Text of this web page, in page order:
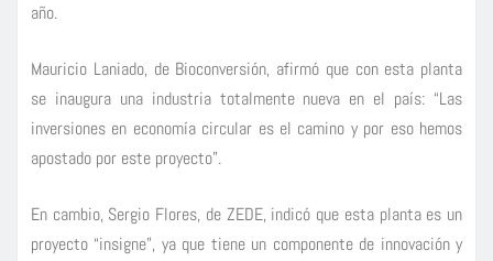
año.
Mauricio Laniado, de Bioconversión, afirmó que con esta planta
se inaugura una industria totalmente nueva en el país: “Las
inversiones en economía circular es el camino y por eso hemos
apostado por este proyecto”.
En cambio, Sergio Flores, de ZEDE, indicó que esta planta es un
proyecto “insigne”, ya que tiene un componente de innovación y